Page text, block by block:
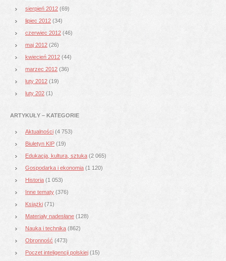
sierpień 2012 (69)
lipiec 2012 (34)
czerwiec 2012 (46)
maj 2012 (26)
kwiecień 2012 (44)
marzec 2012 (36)
luty 2012 (19)
luty 202 (1)
ARTYKUŁY – KATEGORIE
Aktualności (4 753)
Biuletyn KIP (19)
Edukacja, kultura, sztuka (2 065)
Gospodarka i ekonomia (1 120)
Historia (1 053)
Inne tematy (376)
Książki (71)
Materiały nadesłane (128)
Nauka i technika (862)
Obronność (473)
Poczet inteligencji polskiej (15)